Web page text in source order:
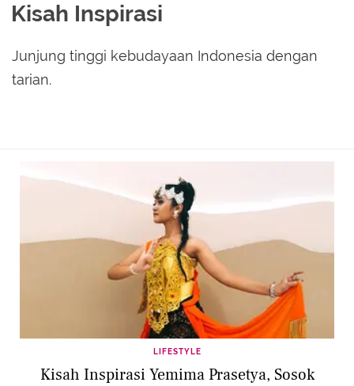
Kisah Inspirasi
Junjung tinggi kebudayaan Indonesia dengan
tarian.
LIFESTYLE
Kisah Inspirasi Yemima Prasetya, Sosok